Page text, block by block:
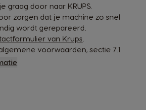
graag door naar KRUPS.
zorgen dat je machine zo snel
wordt gerepareerd.
van Krups
voorwaarden, sectie 7.1